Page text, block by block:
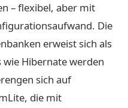
– flexibel, aber mit
Die
erweist sich als
Hibernate werden
sich auf
die mit